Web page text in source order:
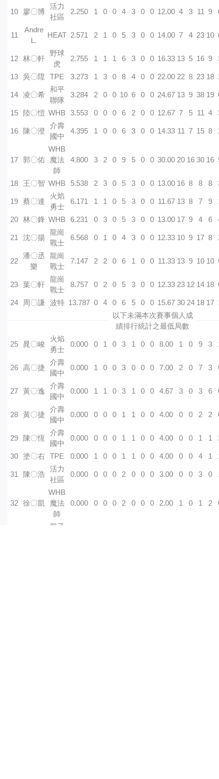
10 廖〇博
活力
社區
2.250 1 0 0 4 3 0 0 12.00 4 3 11 9
11
Andre
L.
HEAT 2.571 2 1 0 5 3 0 0 14.00 7 4 23 10
12 林〇軒
野球
虎
2.755 1 1 1 6 3 0 0 16.33 13 5 16 9
13 吳〇陞 TPE 3.273 1 3 0 8 4 0 0 22.00 22 8 23 18
14 凌〇希
和平
聯隊
3.284 2 0 0 10 6 0 0 24.67 13 9 38 19
15 陸〇愷 WHB 3.553 0 0 0 6 2 0 0 12.67 7 5 11 4
16 陳〇澄
介壽
國中
4.395 1 0 0 6 3 0 0 14.33 11 7 15 8
17 郭〇佑
WHB
魔法
師
4.800 3 2 0 9 5 0 0 30.00 20 16 30 16
18 王〇智 WHB 5.538 2 3 0 5 3 0 0 13.00 16 8 8 8
19 蔡〇達
火焰
勇士
6.171 1 1 0 5 3 0 0 11.67 13 8 7 9
20 林〇鋒 WHB 6.231 0 3 0 5 3 0 0 13.00 17 9 4 6
21 沈〇揚
龍崗
戰士
6.568 0 1 0 4 3 0 0 12.33 10 9 17 8
22
潘〇丞
樂
龍崗
戰士
7.147 2 2 0 6 1 0 0 11.33 13 9 10 10
23 葉〇軒
龍崗
戰士
8.757 0 2 0 5 3 0 0 12.33 23 12 14 18
24 周〇謙 波特 13.787 0 4 0 6 5 0 0 15.67 30 24 18 17
以下未滿本次賽事個人成
績排行統計之最低局數
25 晁〇峻
火焰
勇士
0.000 0 1 0 3 1 0 0 8.00 1 0 9 3
26 高〇捷
介壽
國中
0.000 1 0 0 3 0 0 0 7.00 2 0 7 3
27 黃〇逸
介壽
國中
0.000 1 1 0 3 1 0 0 4.67 3 0 3 6
28 黃〇捷
介壽
國中
0.000 0 0 0 1 1 0 0 4.00 0 0 2 2
29 陳〇恆
介壽
國中
0.000 0 0 0 1 1 0 0 4.00 0 0 1 1
30 塗〇右 TPE 0.000 1 0 0 1 1 0 0 4.00 0 0 4 1
31 陳〇浩
活力
社區
0.000 0 0 0 2 0 0 0 3.00 0 0 3 0
32 徐〇凱
WHB
魔法
師
0.000 0 0 0 2 0 0 0 2.00 1 0 1 2
親子